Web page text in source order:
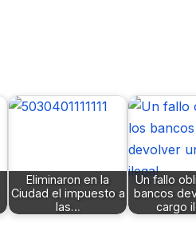
Eliminaron en la
Ciudad el impuesto a
las…
Un fallo
bancos
cargo